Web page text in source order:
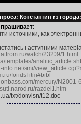
Константин из
источники, как
наступними
watch/23209/1.html
templates/
info.net/smi/
fonds.htm#bibl
mercury/N2001-
razdel1.htm
txt/donvisn/t12.doc